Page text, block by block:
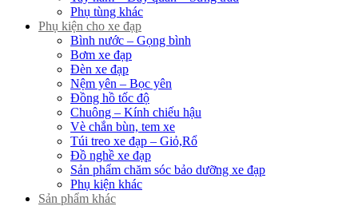
Phụ tùng khác
Phụ kiện cho xe đạp
Bình nước – Gọng bình
Bơm xe đạp
Đèn xe đạp
Nệm yên – Bọc yên
Đồng hồ tốc độ
Chuông – Kính chiếu hậu
Vè chắn bùn, tem xe
Túi treo xe đạp – Giỏ,Rổ
Đồ nghề xe đạp
Sản phẩm chăm sóc bảo dưỡng xe đạp
Phụ kiện khác
Sản phẩm khác